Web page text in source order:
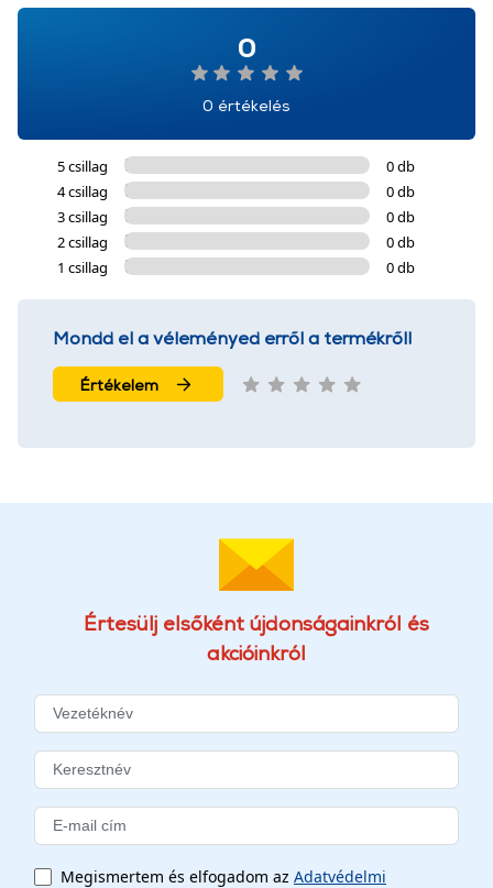
0
0 értékelés
5 csillag
0 db
4 csillag
0 db
3 csillag
0 db
2 csillag
0 db
1 csillag
0 db
Mondd el a véleményed erről a termékről!
Értékelem
Értesülj elsőként újdonságainkról és
akcióinkról
Megismertem és elfogadom az Adatvédelmi